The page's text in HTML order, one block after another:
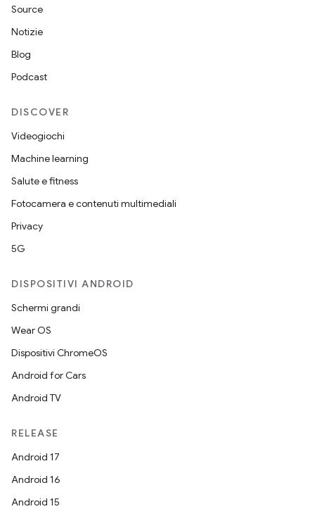
Source
Notizie
Blog
Podcast
DISCOVER
Videogiochi
Machine learning
Salute e fitness
Fotocamera e contenuti multimediali
Privacy
5G
DISPOSITIVI ANDROID
Schermi grandi
Wear OS
Dispositivi ChromeOS
Android for Cars
Android TV
RELEASE
Android 17
Android 16
Android 15